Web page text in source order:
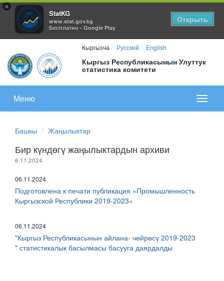
×
StatKG
www.stat.gov.kg
Бесплатно - Google Play
Открыть
Кыргызча Русский English
Кыргыз Республикасынын Улуттук
статистика комитети
меню
Меню
Башкы Жаңылыктар
Бир күндөгү жаңылыктардын архиви
6.11.2024
06.11.2024
Подготовлена к печати публикация «Промышленность
Кыргызской Республики 2019-2023»
06.11.2024
"Кыргыз Республикасынын айлана- чөйрөсү 2019-2023
" статистикалык басылмасы басууга даярдалды